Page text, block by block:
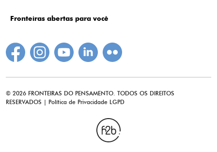
Fronteiras abertas para você
© 2026 FRONTEIRAS DO PENSAMENTO. TODOS OS DIREITOS
RESERVADOS | Política de Privacidade LGPD